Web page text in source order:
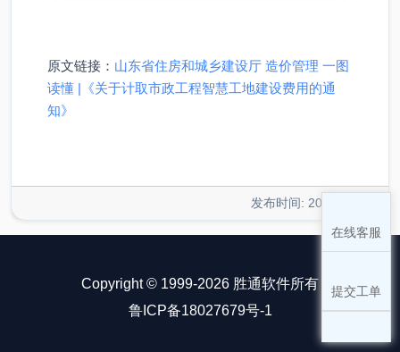
在线客服
提交工单
原文链接： 山东省住房和城乡建设厅 造价管理 一图
读懂 |《关于计取市政工程智慧工地建设费用的通
知》
发布时间: 2024-12-05
Copyright © 1999-2026 胜通软件所有
鲁ICP备18027679号-1